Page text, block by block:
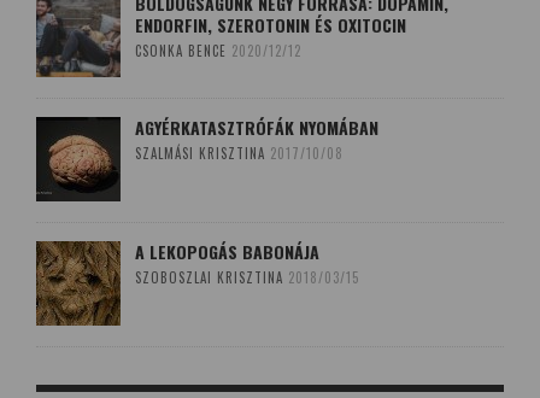
ENDORFIN, SZEROTONIN ÉS OXITOCIN
CSONKA BENCE 2020/12/12
AGYÉRKATASZTRÓFÁK NYOMÁBAN
SZALMÁSI KRISZTINA 2017/10/08
A LEKOPOGÁS BABONÁJA
SZOBOSZLAI KRISZTINA 2018/03/15